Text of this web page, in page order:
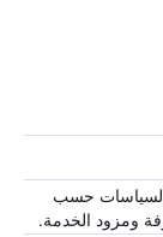
حسب
ومزود الخدمة.